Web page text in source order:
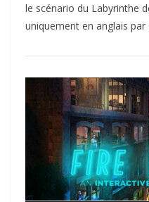
le scénario du Labyrinthe
uniquement en anglais par